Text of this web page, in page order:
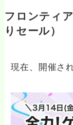
フロンティ
りセール）
現在、開催さ